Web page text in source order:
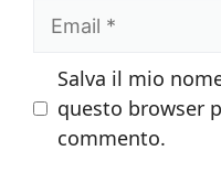
Salva il mio
questo browser
commento.